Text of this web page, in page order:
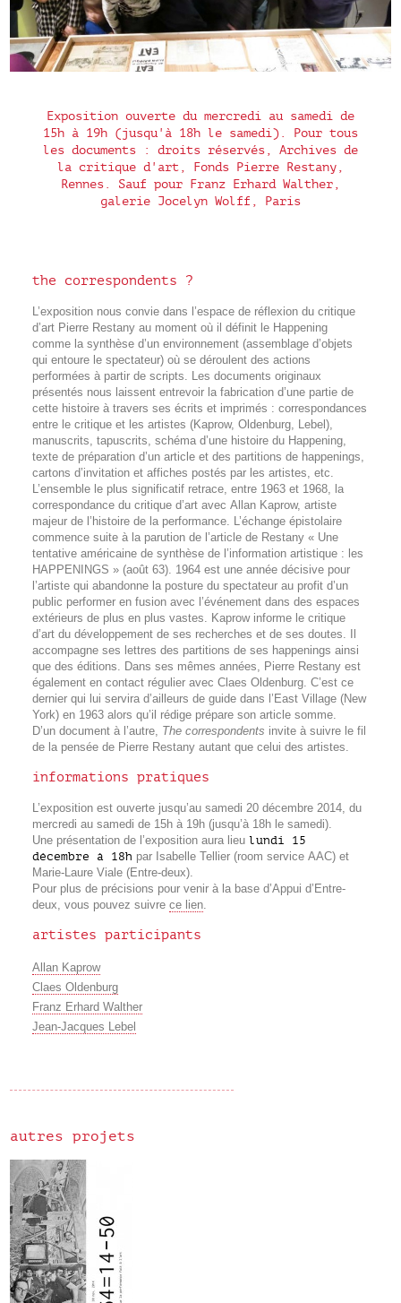
Exposition ouverte du mercredi au samedi de
15h à 19h (jusqu'à 18h le samedi). Pour tous
les documents : droits réservés, Archives de
la critique d'art, Fonds Pierre Restany,
Rennes. Sauf pour Franz Erhard Walther,
galerie Jocelyn Wolff, Paris
the correspondents ?
L’exposition nous convie dans l’espace de réflexion du critique
d’art Pierre Restany au moment où il définit le Happening
comme la synthèse d’un environnement (assemblage d’objets
qui entoure le spectateur) où se déroulent des actions
performées à partir de scripts. Les documents originaux
présentés nous laissent entrevoir la fabrication d’une partie de
cette histoire à travers ses écrits et imprimés : correspondances
entre le critique et les artistes (Kaprow, Oldenburg, Lebel),
manuscrits, tapuscrits, schéma d’une histoire du Happening,
texte de préparation d’un article et des partitions de happenings,
cartons d’invitation et affiches postés par les artistes, etc.
L’ensemble le plus significatif retrace, entre 1963 et 1968, la
correspondance du critique d’art avec Allan Kaprow, artiste
majeur de l’histoire de la performance. L’échange épistolaire
commence suite à la parution de l’article de Restany « Une
tentative américaine de synthèse de l’information artistique : les
HAPPENINGS » (août 63). 1964 est une année décisive pour
l’artiste qui abandonne la posture du spectateur au profit d’un
public performer en fusion avec l’événement dans des espaces
extérieurs de plus en plus vastes. Kaprow informe le critique
d’art du développement de ses recherches et de ses doutes. Il
accompagne ses lettres des partitions de ses happenings ainsi
que des éditions. Dans ses mêmes années, Pierre Restany est
également en contact régulier avec Claes Oldenburg. C’est ce
dernier qui lui servira d’ailleurs de guide dans l’East Village (New
York) en 1963 alors qu’il rédige prépare son article somme.
D’un document à l’autre, The correspondents invite à suivre le fil
de la pensée de Pierre Restany autant que celui des artistes.
informations pratiques
L’exposition est ouverte jusqu’au samedi 20 décembre 2014, du
mercredi au samedi de 15h à 19h (jusqu’à 18h le samedi).
Une présentation de l’exposition aura lieulundi 15
décembre à 18h par Isabelle Tellier (room service AAC) et
Marie-Laure Viale (Entre-deux).
Pour plus de précisions pour venir à la base d’Appui d’Entre-
deux, vous pouvez suivrece lien.
artistes participants
Allan Kaprow
Claes Oldenburg
Franz Erhard Walther
Jean-Jacques Lebel
autres projets